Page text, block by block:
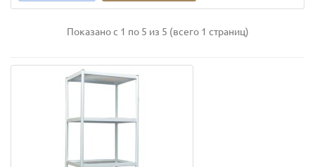
Показано с 1 по 5 из 5 (всего 1 страниц)